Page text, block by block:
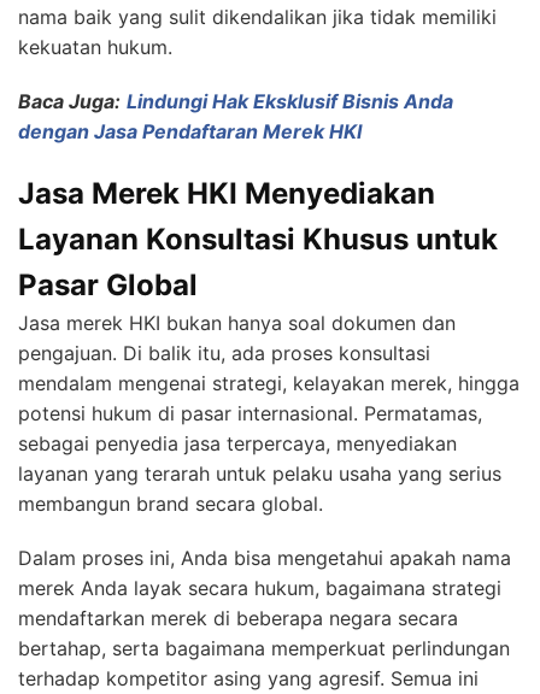
nama baik yang sulit dikendalikan jika tidak memiliki
kekuatan hukum.
Baca Juga: Lindungi Hak Eksklusif Bisnis Anda
dengan Jasa Pendaftaran Merek HKI
Jasa Merek HKI Menyediakan
Layanan Konsultasi Khusus untuk
Pasar Global
Jasa merek HKI bukan hanya soal dokumen dan
pengajuan. Di balik itu, ada proses konsultasi
mendalam mengenai strategi, kelayakan merek, hingga
potensi hukum di pasar internasional. Permatamas,
sebagai penyedia jasa terpercaya, menyediakan
layanan yang terarah untuk pelaku usaha yang serius
membangun brand secara global.
Dalam proses ini, Anda bisa mengetahui apakah nama
merek Anda layak secara hukum, bagaimana strategi
mendaftarkan merek di beberapa negara secara
bertahap, serta bagaimana memperkuat perlindungan
terhadap kompetitor asing yang agresif. Semua ini